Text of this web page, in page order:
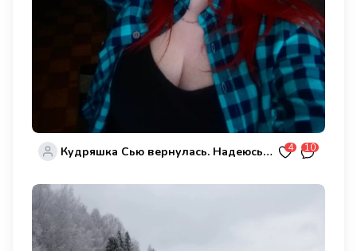
Кудряшка Сью вернулась. Надеюсь хоть кто-то помнит такую 4 10